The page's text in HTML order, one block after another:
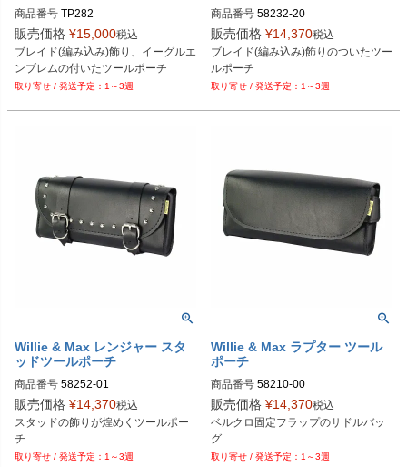
商品番号 TP282
旧型番：58282-20
Biker's型番：108156
Drag型番：TP282
販売価格 ¥15,000税込
ブレイド(編み込み)飾り、イーグルエ
ンブレムの付いたツールポーチ
1～3週
商品番号 58232-20
Biker's型番：108147
Drag型番：TP-232
販売価格 ¥14,370税込
ブレイド(編み込み)飾りのついたツー
ルポーチ
1～3週
Willie & Max レンジャー スタ
ッドツールポーチ
商品番号 58252-01
Biker's型番：108879
Drag型番：3510-0025
販売価格 ¥14,370税込
スタッドの飾りが煌めくツールポー
チ
1～3週
Willie & Max ラプター ツール
ポーチ
商品番号 58210-00
Biker's型番：108580
Drag型番：3510-0001
販売価格 ¥14,370税込
ベルクロ固定フラップのサドルバッ
グ
1～3週